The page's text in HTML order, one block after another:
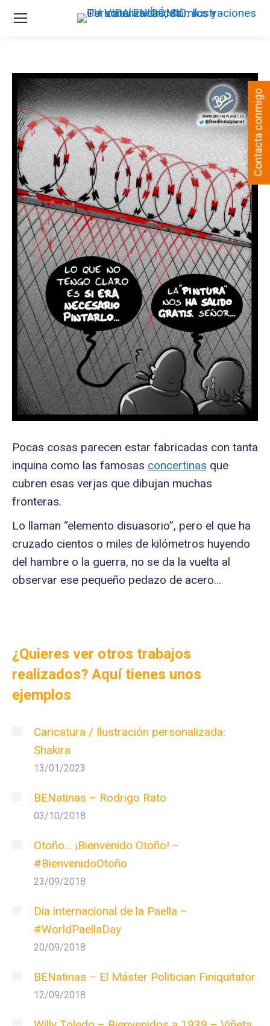
Pocas cosas parecen estar fabricadas con tanta
inquina como las famosas concertinas que
cubren esas verjas que dibujan muchas
fronteras.
Lo llaman “elemento disuasorio”, pero el que ha
cruzado cientos o miles de kilómetros huyendo
del hambre o la guerra, no se da la vuelta al
observar ese pequeño pedazo de acero…
¿Quieres ver otros trabajos
realizados? Aquí tienes unos
ejemplos
Caricatura / Ilustración personalizada:
Shakira
13/01/2023
BENatinas – Rodrigo Rato
03/10/2018
Otoño… ¡Bienvenido Otoño! –
#BienvenidoOtoño
23/09/2018
Día internacional de la Paella –
#WorldPaellaDay
20/09/2018
BENatinas – El Máster Politician Finiquitator
12/09/2018
Contacta conmigo